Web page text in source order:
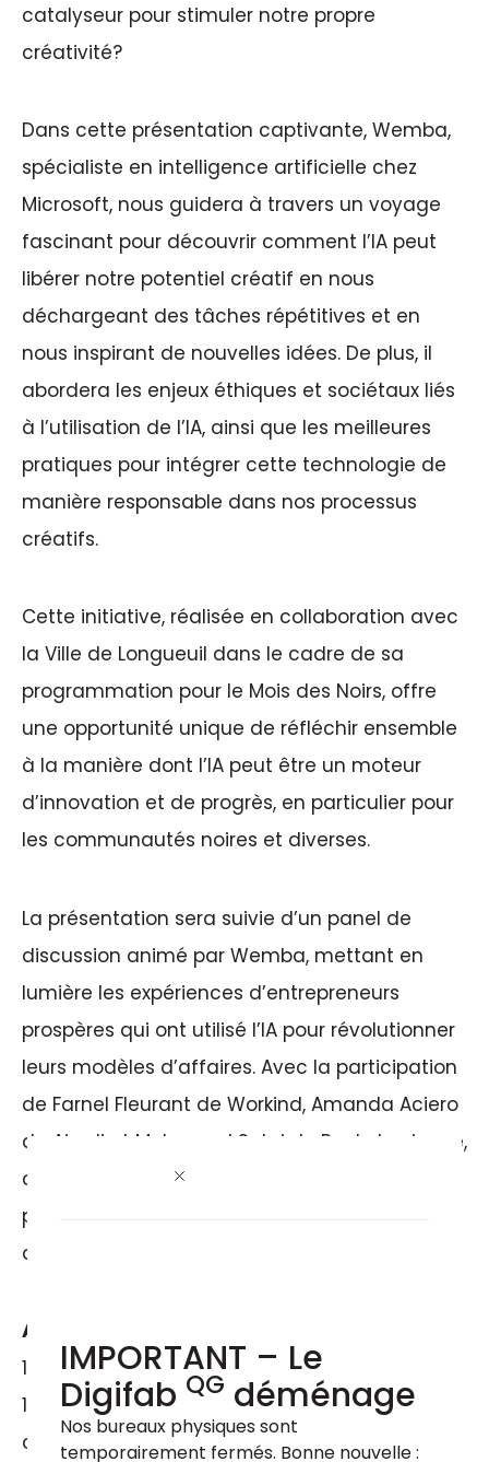
catalyseur pour stimuler notre propre
créativité?
Dans cette présentation captivante, Wemba,
spécialiste en intelligence artificielle chez
Microsoft, nous guidera à travers un voyage
fascinant pour découvrir comment l’IA peut
libérer notre potentiel créatif en nous
déchargeant des tâches répétitives et en
nous inspirant de nouvelles idées. De plus, il
abordera les enjeux éthiques et sociétaux liés
à l’utilisation de l’IA, ainsi que les meilleures
pratiques pour intégrer cette technologie de
manière responsable dans nos processus
créatifs.
Cette initiative, réalisée en collaboration avec
la Ville de Longueuil dans le cadre de sa
programmation pour le Mois des Noirs, offre
une opportunité unique de réfléchir ensemble
à la manière dont l’IA peut être un moteur
d’innovation et de progrès, en particulier pour
les communautés noires et diverses.
La présentation sera suivie d’un panel de
discussion animé par Wemba, mettant en
lumière les expériences d’entrepreneurs
prospères qui ont utilisé l’IA pour révolutionner
leurs modèles d’affaires. Avec la participation
de Farnel Fleurant de Workind, Amanda Aciero
de Airudi et Mohamed Sabri de Rocket science,
ce panel captivant offrira des insights
précieux sur les possibilités infinies qu’offre l’IA
dans le monde entrepreneurial.
Au programme
17 h : Accueil et réseautage
17 h 30 : Conférence avec Wemba sur l’IA et la
créativité humaine
IMPORTANT – Le
Digifab QG déménage
Nos bureaux physiques sont
temporairement fermés. Bonne nouvelle :